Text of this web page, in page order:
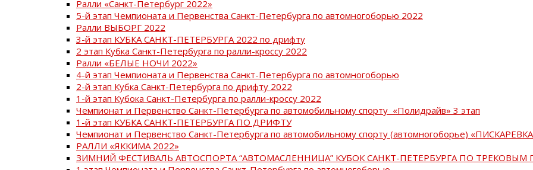
Ралли «Санкт-Петербург 2022»
5-й этап Чемпионата и Первенства Санкт-Петербурга по автомногоборью 2022
Ралли ВЫБОРГ 2022
3-й этап КУБКА САНКТ-ПЕТЕРБУРГА 2022 по дрифту
2 этап Кубка Санкт-Петербурга по ралли-кроссу 2022
Ралли «БЕЛЫЕ НОЧИ 2022»
4-й этап Чемпионата и Первенства Санкт-Петербурга по автомногоборью
2-й этап Кубка Санкт-Петербурга по дрифту 2022
1-й этап Кубока Санкт-Петербурга по ралли-кроссу 2022
Чемпионат и Первенство Санкт-Петербурга по автомобильному спорту «Полидрайв» 3 этап
1-й этап КУБКА САНКТ-ПЕТЕРБУРГА ПО ДРИФТУ
Чемпионат и Первенство Санкт-Петербурга по автомобильному спорту (автомногоборье)
РАЛЛИ «ЯККИМА 2022»
ЗИМНИЙ ФЕСТИВАЛЬ АВТОСПОРТА “АВТОМАСЛЕННИЦА” КУБОК САНКТ-ПЕТЕРБУРГА ПО ТРЕКОВЫМ